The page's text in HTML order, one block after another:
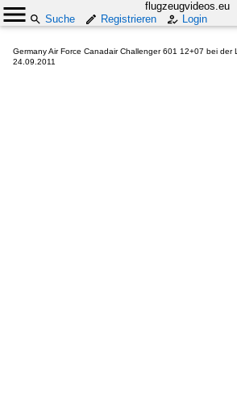
flugzeugvideos.eu
Suche
Registrieren Login
Germany Air Force Canadair Challenger 601 12+07 bei der
24.09.2011